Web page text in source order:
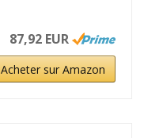
87,92 EUR
Acheter sur Amazon